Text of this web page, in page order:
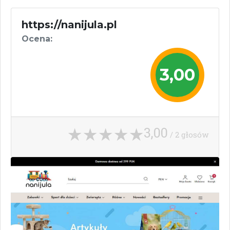
https://nanijula.pl
Ocena:
3,00
3,00 / 2 głosów